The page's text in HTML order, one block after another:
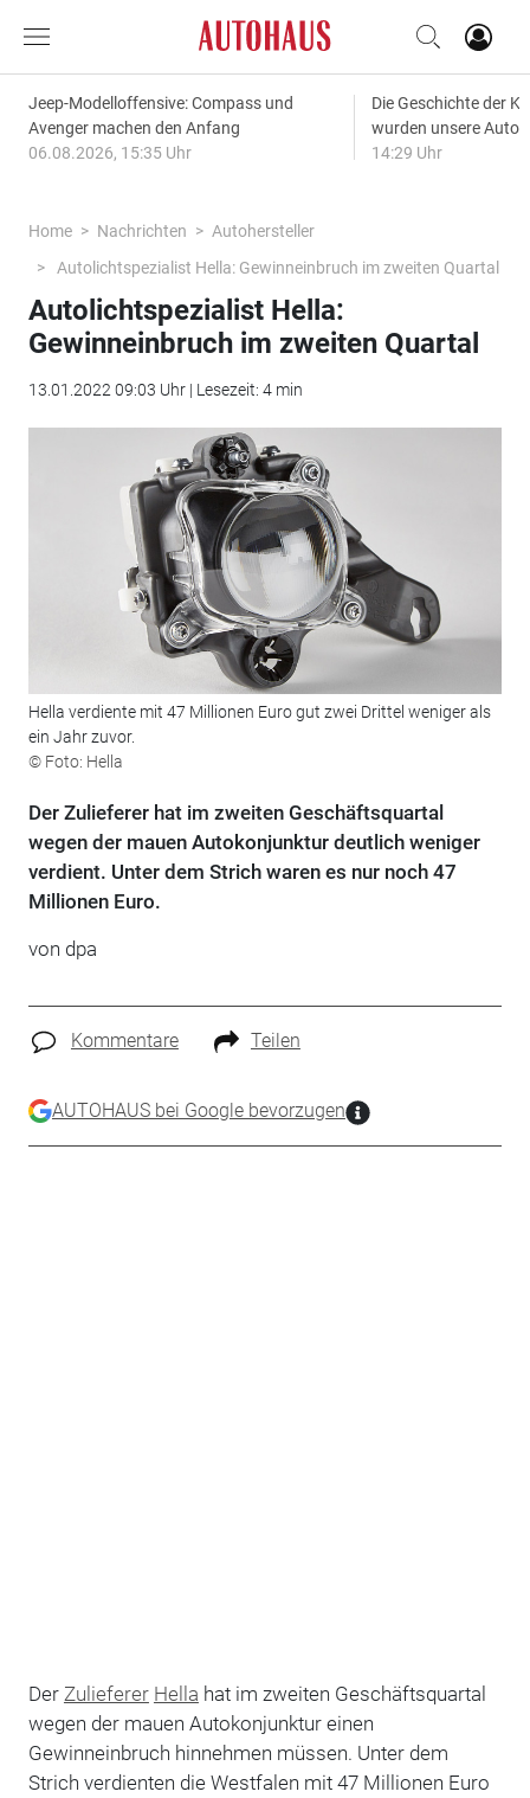
Jeep-Modelloffensive: Compass und
Avenger machen den Anfang
06.08.2026, 15:35 Uhr
Die Geschichte der
wurden unsere
14:29 Uhr
Home Nachrichten
Autohersteller
Autolichtspezialist Hella: Gewinneinbruch im zweiten Quartal
Autolichtspezialist Hella:
Gewinneinbruch im zweiten Quartal
13.01.2022 09:03 Uhr | Lesezeit: 4 min
Hella verdiente mit 47 Millionen Euro gut zwei Drittel weniger als
ein Jahr zuvor.
© Foto: Hella
Der Zulieferer hat im zweiten Geschäftsquartal
wegen der mauen Autokonjunktur deutlich weniger
verdient. Unter dem Strich waren es nur noch 47
Millionen Euro.
von dpa
Kommentare Teilen
AUTOHAUS bei Google bevorzugen
Der Zulieferer Hella hat im zweiten Geschäftsquartal
wegen der mauen Autokonjunktur einen
Gewinneinbruch hinnehmen müssen. Unter dem
Strich verdienten die Westfalen mit 47 Millionen Euro